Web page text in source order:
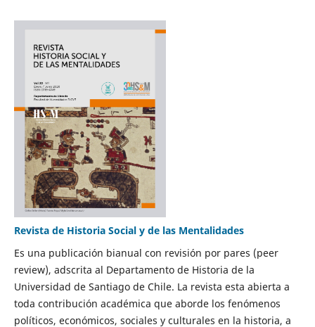
Revista de Historia Social y de las Mentalidades
Es una publicación bianual con revisión por pares (peer
review), adscrita al Departamento de Historia de la
Universidad de Santiago de Chile. La revista esta abierta a
toda contribución académica que aborde los fenómenos
políticos, económicos, sociales y culturales en la historia, a